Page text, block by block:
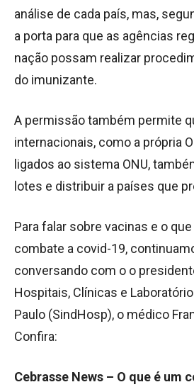
análise de cada país, mas,
a porta para que as agências
nação possam realizar
do imunizante.
A permissão também permite
internacionais, como a própria
ligados ao sistema ONU,
lotes e distribuir a países que
Para falar sobre vacinas e o
combate a covid-19,
conversando com o o
Hospitais, Clínicas e
Paulo (SindHosp), o médico
Confira:
Cebrasse News – O que é um